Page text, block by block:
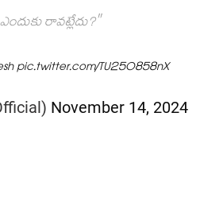
రావట్లేదు?"
pic.twitter.com/TU25O858nX
November 14, 2024